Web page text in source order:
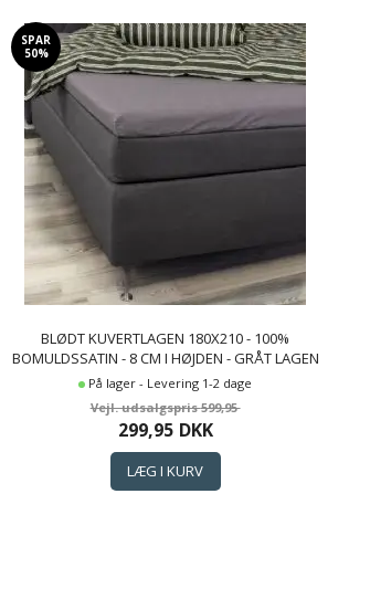
SPAR
50%
BLØDT KUVERTLAGEN 180X210 - 100%
BOMULDSSATIN - 8 CM I HØJDEN - GRÅT LAGEN
TIL TOPMADRAS - BY NIGHT SATIN LAGEN
På lager - Levering 1-2 dage
599,95
299,95 DKK